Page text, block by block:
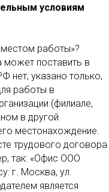
условиям
работы»?
может поставить в
нет, указано только,
работы в
(филиале,
в другой
местонахождение.
трудового договора
так: «Офис ООО
г. Москва, ул.
является